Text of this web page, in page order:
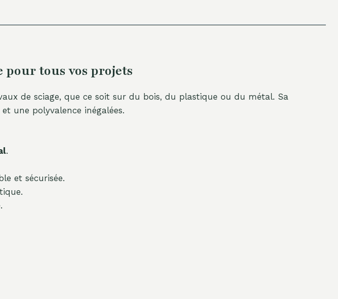
pour tous vos projets
de sciage, que ce soit sur du bois, du plastique ou du métal. Sa
une polyvalence inégalées.
.
et sécurisée.